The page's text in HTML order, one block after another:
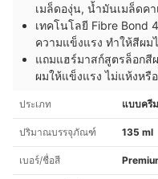
เมล็ดองุ่น, น้ำมันเมล็ดค
เทคโนโลยี Fibre Bond
ความแข็งแรง ทำให้สีผม
แถมแฮร์มาสก์สูตรล็อก
ผมให้แข็งแรง ไม่แห้งหรื
ประเภท แบบครีม
ปริมาณบรรจุภัณฑ์ 135 ml
เบอร์/ชื่อสี